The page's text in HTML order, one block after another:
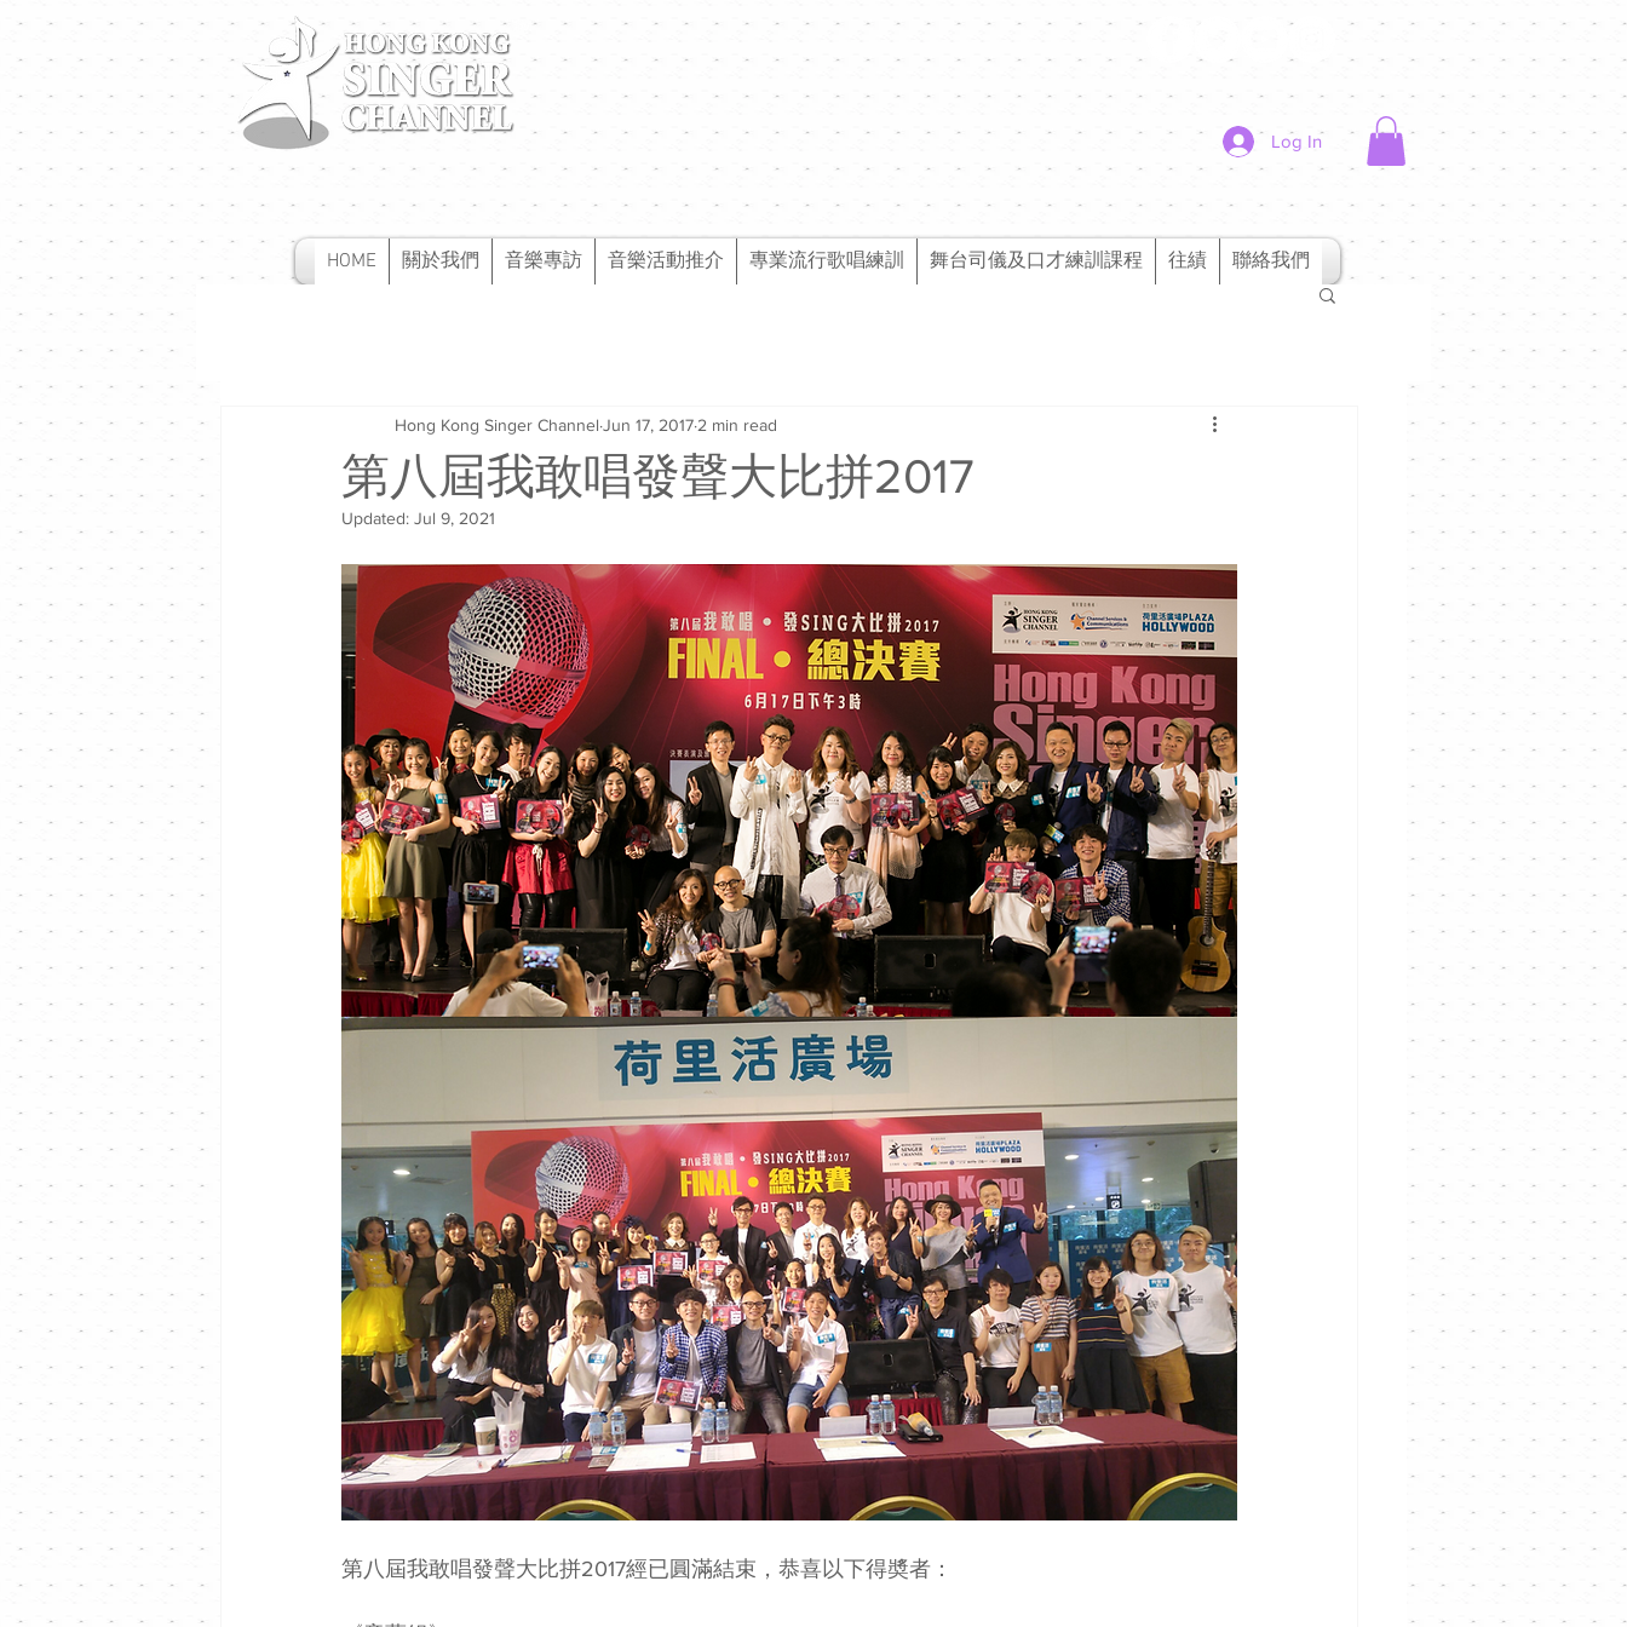
Log In
HOME 關於我們 音樂專訪 音樂活動推介 專業流行歌唱練訓 舞台司儀及口才練訓課程 往績 聯絡我們
第八屆我敢唱發聲大比拼2017
Hong Kong Singer Channel Jun 17, 2017 2 min read
Updated: Jul 9, 2021
第八屆我敢唱發聲大比拼2017經已圓滿結束，恭喜以下得奬者：